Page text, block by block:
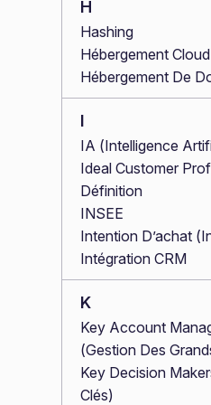
H
Hashing
Hébergement Cloud
Hébergement De
I
IA (Intelligence
Ideal Customer
Définition
INSEE
Intention D’achat
Intégration CRM
K
Key Account
(Gestion Des
Key Decision
Clés)